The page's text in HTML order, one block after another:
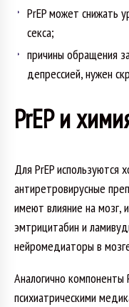
PrEP может снижать
секса;
причины обращения
депрессией, нужен
PrEP и
Для PrEP используются
антиретровирусные
имеют влияние на мозг,
эмтрицитабин и
нейромедиаторы в
Аналогично
психиатрическими